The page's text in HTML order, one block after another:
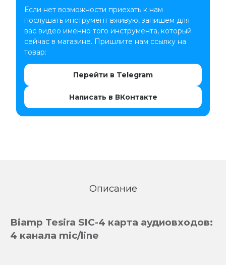
Если нет возможности приехать к нам
послушать инструмент вживую, запишем для
вас видео именно того инструмента, который
сейчас в магазине. Пришлите нам ссылку на
товар:
Перейти в Telegram
Написать в ВКонтакте
Описание
Biamp Tesira SIC-4 карта аудиовходов:
4 канала mic/line